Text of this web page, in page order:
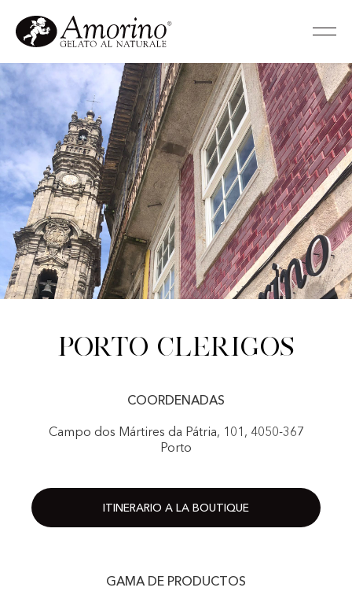
Porto Clerigos
COORDENADAS
Campo dos Mártires da Pátria, 101, 4050-367
Porto
ITINERARIO A LA BOUTIQUE
GAMA DE PRODUCTOS